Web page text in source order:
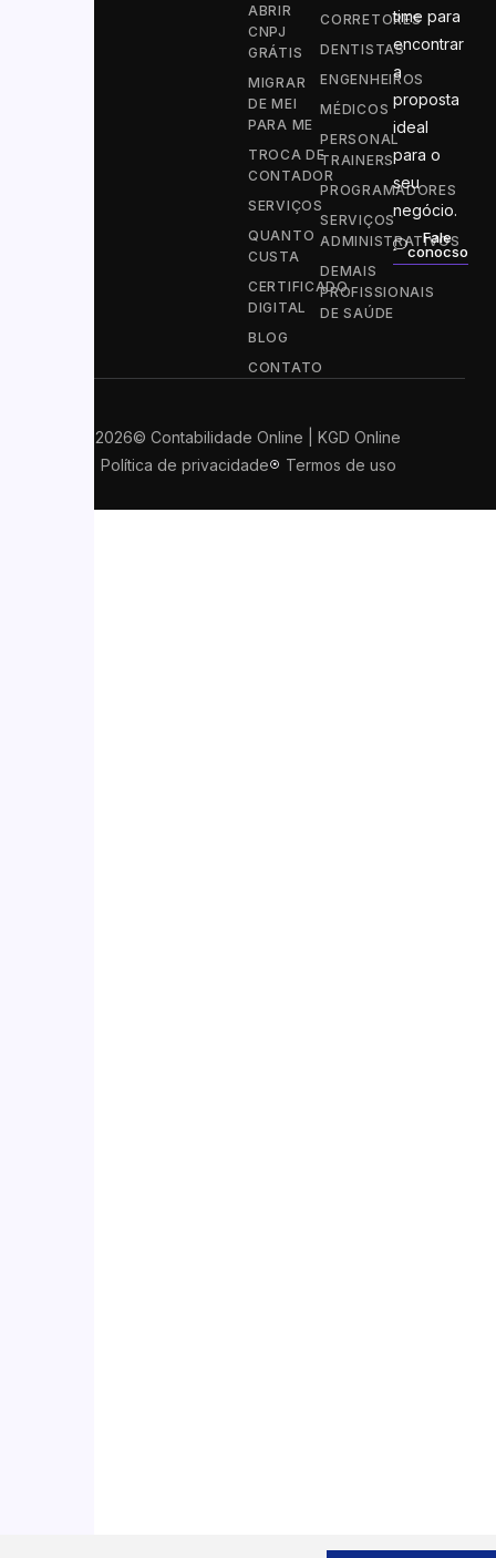
ABRIR
CNPJ
GRÁTIS
MIGRAR
DE MEI
PARA ME
TROCA DE
CONTADOR
SERVIÇOS
QUANTO
CUSTA
CERTIFICADO
DIGITAL
BLOG
CONTATO
CORRETORES
DENTISTAS
ENGENHEIROS
MÉDICOS
PERSONAL
TRAINERS
PROGRAMADORES
SERVIÇOS
ADMINISTRATIVOS
DEMAIS
PROFISSIONAIS
DE SAÚDE
time para
encontrar
a
proposta
ideal
para o
seu
negócio.
Fale
conocso
2026© Contabilidade Online | KGD Online
Política de privacidade
Termos de uso